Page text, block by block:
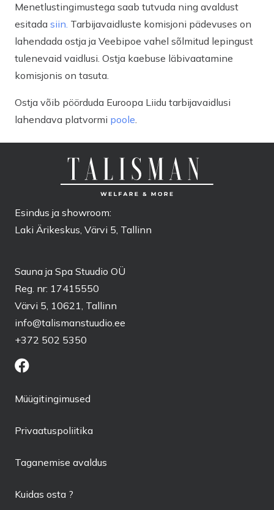
Menetlustingimustega saab tutvuda ning avaldust
esitada siin. Tarbijavaidluste komisjoni pädevuses on
lahendada ostja ja Veebipoe vahel sõlmitud lepingust
tulenevaid vaidlusi. Ostja kaebuse läbivaatamine
komisjonis on tasuta.
Ostja võib pöörduda Euroopa Liidu tarbijavaidlusi
lahendava platvormi poole.
Esindus ja showroom:
Laki Ärikeskus, Värvi 5, Tallinn
Sauna ja Spa Stuudio OÜ
Reg. nr: 17415550
Värvi 5, 10621, Tallinn
info@talismanstuudio.ee
+372 502 5350
Müügitingimused
Privaatuspoliitika
Taganemise avaldus
Kuidas osta ?